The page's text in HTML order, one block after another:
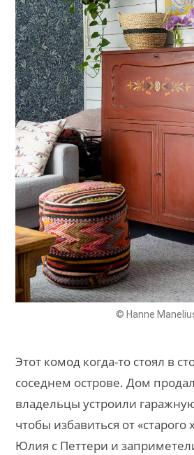
© Hanne
Этот комод когда-то стоял в
соседнем острове. Дом
владельцы устроили
чтобы избавиться от «старого
Юлия с Петтери и